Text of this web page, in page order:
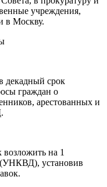
учреждения,
в Москву.
декадный срок
граждан о
арестованных и
на 1
установив